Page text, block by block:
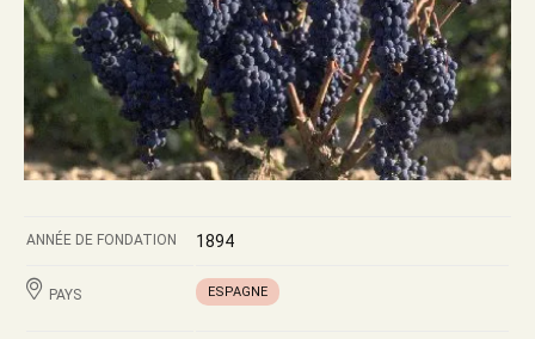
ANNÉE DE FONDATION 1894
PAYS ESPAGNE